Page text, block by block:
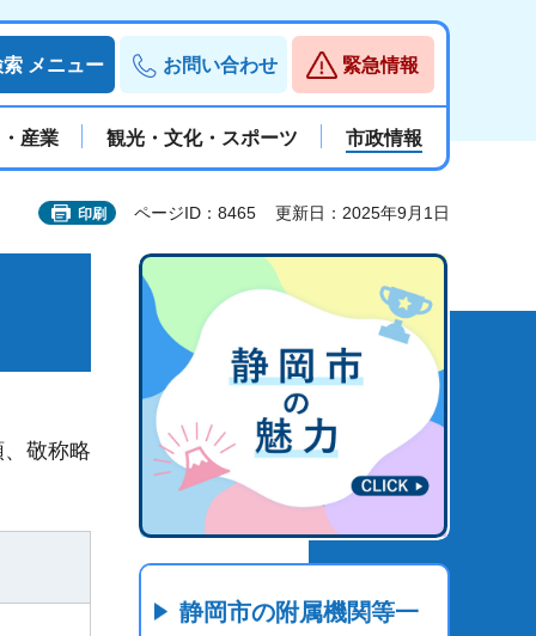
索 メニュー お問い合わせ 緊急情報
産業 観光・文化・スポーツ 市政情報
印刷 ページID：8465 更新日：2025年9月1日
敬称略
静岡市の附属機関等一